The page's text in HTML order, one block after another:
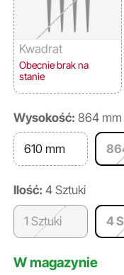
Kwadrat
Obecnie brak na
stanie
Wysokość: 864 mm
610 mm
Ilość: 4 Sztuki
1 Sztuki 4
W magazynie